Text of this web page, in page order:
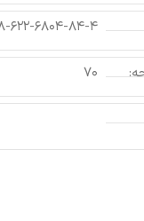
۹۷۸-۶۲۲-۶۸۰۴-
۷۰